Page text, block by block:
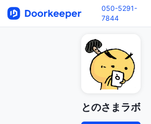
050-5291-
7844
とのさまラボ